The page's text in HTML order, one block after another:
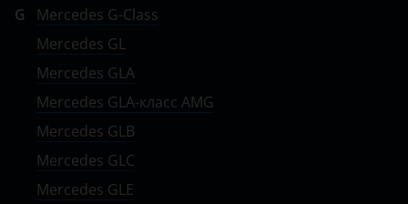
Zotye
ZX
ВАЗ (LADA)
ЗАЗ
ТагАЗ
G
Mercedes G-Class
Mercedes GL
Mercedes GLA
Mercedes GLA-класс AMG
Mercedes GLB
Mercedes GLC
Mercedes GLE